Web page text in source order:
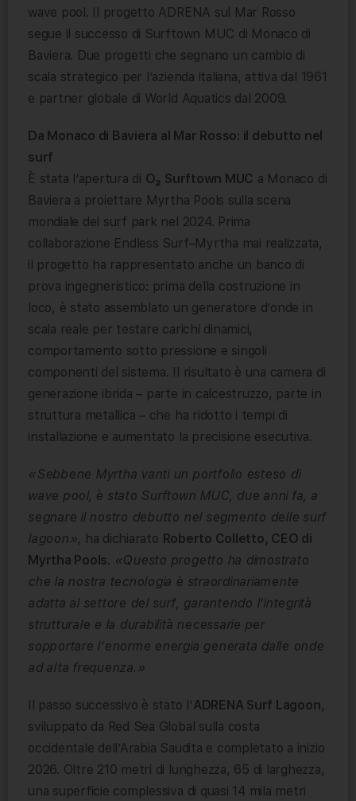
wave pool. Il progetto ADRENA sul Mar Rosso
segue il successo di Surftown MUC di Monaco di
Baviera. Due progetti che segnano un cambio di
scala strategico per l’azienda italiana, attiva dal 1961
e partner globale di World Aquatics dal 2009.
Da Monaco di Baviera al Mar Rosso: il debutto nel
surf
È stata l’apertura di O₂ Surftown MUC a Monaco di
Baviera a proiettare Myrtha Pools sulla scena
mondiale del surf park nel 2024. Prima
collaborazione Endless Surf–Myrtha mai realizzata,
il progetto ha rappresentato anche un banco di
prova ingegneristico: prima della costruzione in
loco, è stato assemblato un generatore d’onde in
scala reale per testare carichi dinamici,
comportamento sotto pressione e singoli
componenti del sistema. Il risultato è una camera di
generazione ibrida – parte in calcestruzzo, parte in
struttura metallica – che ha ridotto i tempi di
installazione e aumentato la precisione esecutiva.
«Sebbene Myrtha vanti un portfolio esteso di
wave pool, è stato Surftown MUC, due anni fa, a
segnare il nostro debutto nel segmento delle surf
lagoon», ha dichiarato Roberto Colletto, CEO di
Myrtha Pools. «Questo progetto ha dimostrato
che la nostra tecnologia è straordinariamente
adatta al settore del surf, garantendo l’integrità
strutturale e la durabilità necessarie per
sopportare l’enorme energia generata dalle onde
ad alta frequenza.»
Il passo successivo è stato l’ADRENA Surf Lagoon,
sviluppato da Red Sea Global sulla costa
occidentale dell’Arabia Saudita e completato a inizio
2026. Oltre 210 metri di lunghezza, 65 di larghezza,
una superficie complessiva di quasi 14 mila metri